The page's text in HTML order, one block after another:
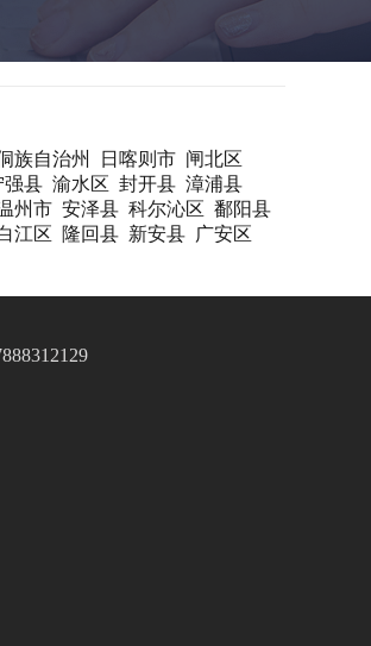
族自治州 日喀则市 闸北区
强县 渝水区 封开县 漳浦县
州市 安泽县 科尔沁区 鄱阳县
江区 隆回县 新安县 广安区